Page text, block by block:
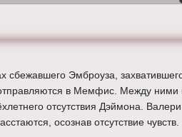
сбежавшего Эмброуза,
в Мемфис. Между ними
отсутствия Дэймона.
осознав отсутствие чувств.